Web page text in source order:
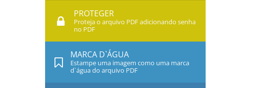
PROTEGER
Proteja o arquivo PDF adicionando senha
no PDF
MARCA D`ÁGUA
Estampe uma imagem como uma marca
d`água do arquivo PDF